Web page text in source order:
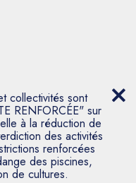
collectivités sont
RENFORCÉE" sur
à la réduction de
des activités
renforcées
des piscines,
de cultures.